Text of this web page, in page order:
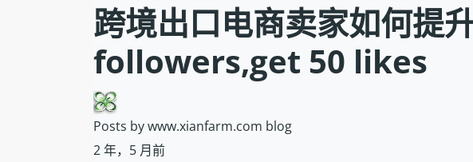
跨境出口电商卖家如何提
followers,get 50 likes
Posts by www.xianfarm.com blog
2 年，5 月前